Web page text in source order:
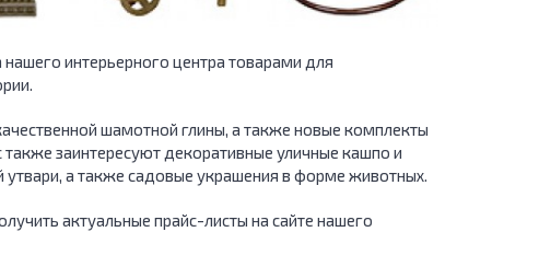
интерьерного центра товарами для
шамотной глины, а также новые комплекты
заинтересуют декоративные уличные кашпо и
а также садовые украшения в форме животных.
актуальные прайс-листы на сайте нашего